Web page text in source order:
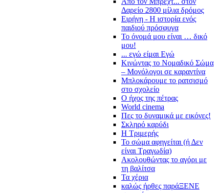
Δαρείο 2800 μίλια δρόμος
Ειρήνη - Η ιστορία ενός
παιδιού πρόσφυγα
Το όνομά μου είναι … δικό
μου!
... εγώ είμαι Εγώ
Κινώντας το Νομαδικό Σώμα
– Μονόλογοι σε καραντίνα
Μπλοκάρουμε το ρατσισμό
στο σχολείο
Ο ήχος της πέτρας
World cinema
Πες το δυναμικά με εικόνες!
Σκληρό καρύδι
Η Τριμερής
Το σώμα αφηγείται (ή Δεν
είναι Τραγωδία)
Ακολουθώντας το αγόρι με
τη βαλίτσα
Τα χέρια
καλώς ήρθες παράΞΕΝΕ